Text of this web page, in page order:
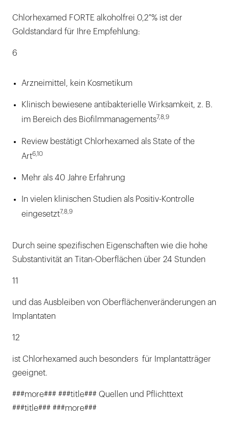
Chlorhexamed FORTE alkoholfrei 0,2 % ist der
Goldstandard für Ihre Empfehlung:
6
Arzneimittel, kein Kosmetikum
Klinisch bewiesene antibakterielle Wirksamkeit, z. B.
im Bereich des Biofilmmanagements7,8,9
Review bestätigt Chlorhexamed als State of the
Art6,10
Mehr als 40 Jahre Erfahrung
In vielen klinischen Studien als Positiv-Kontrolle
eingesetzt7,8,9
Durch seine spezifischen Eigenschaften wie die hohe
Substantivität an Titan-Oberflächen über 24 Stunden
11
und das Ausbleiben von Oberflächenveränderungen an
Implantaten
12
ist Chlorhexamed auch besonders für Implantatträger
geeignet.
###more### ###title### Quellen und Pflichttext
###title### ###more###